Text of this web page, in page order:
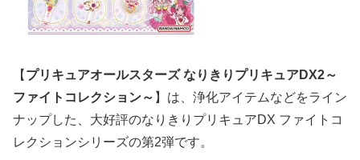
【 プリキュアオールスターズ なりきりプリキュアDX2～
ファイトコレクション～ 】は、浄化アイテムなどをライン
ナップした、大好評のなりきりプリキュアDX ファイトコ
レクションシリーズの第2弾です。